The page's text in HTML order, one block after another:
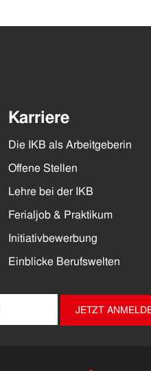
Karriere
Die IKB als Arbeitgeberin
Offene Stellen
Lehre bei der IKB
Ferialjob & Praktikum
Initiativbewerbung
Einblicke Berufswelten
JETZT